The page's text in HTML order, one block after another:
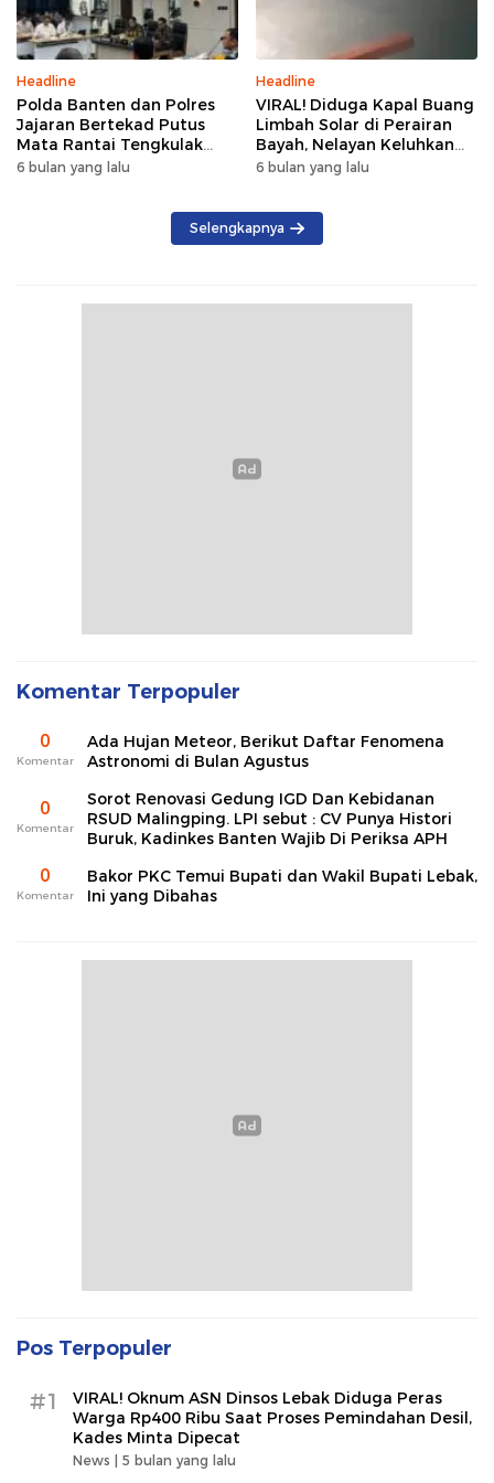
Headline
Polda Banten dan Polres
Jajaran Bertekad Putus
Mata Rantai Tengkulak
demi Kesejahteraan Petani
6 bulan yang lalu
Headline
VIRAL! Diduga Kapal Buang
Limbah Solar di Perairan
Bayah, Nelayan Keluhkan
Pencemaran Laut
6 bulan yang lalu
Selengkapnya
Komentar Terpopuler
0
Komentar
Ada Hujan Meteor, Berikut Daftar Fenomena
Astronomi di Bulan Agustus
0
Komentar
Sorot Renovasi Gedung IGD Dan Kebidanan
RSUD Malingping. LPI sebut : CV Punya Histori
Buruk, Kadinkes Banten Wajib Di Periksa APH
0
Komentar
Bakor PKC Temui Bupati dan Wakil Bupati Lebak,
Ini yang Dibahas
Pos Terpopuler
#1
VIRAL! Oknum ASN Dinsos Lebak Diduga Peras
Warga Rp400 Ribu Saat Proses Pemindahan Desil,
Kades Minta Dipecat
News | 5 bulan yang lalu